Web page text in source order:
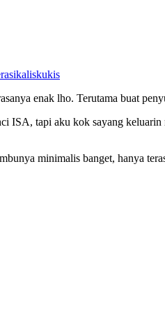
kaliskukis
enak lho. Terutama buat
ISA, tapi aku kok sayang
minimalis banget, hanya